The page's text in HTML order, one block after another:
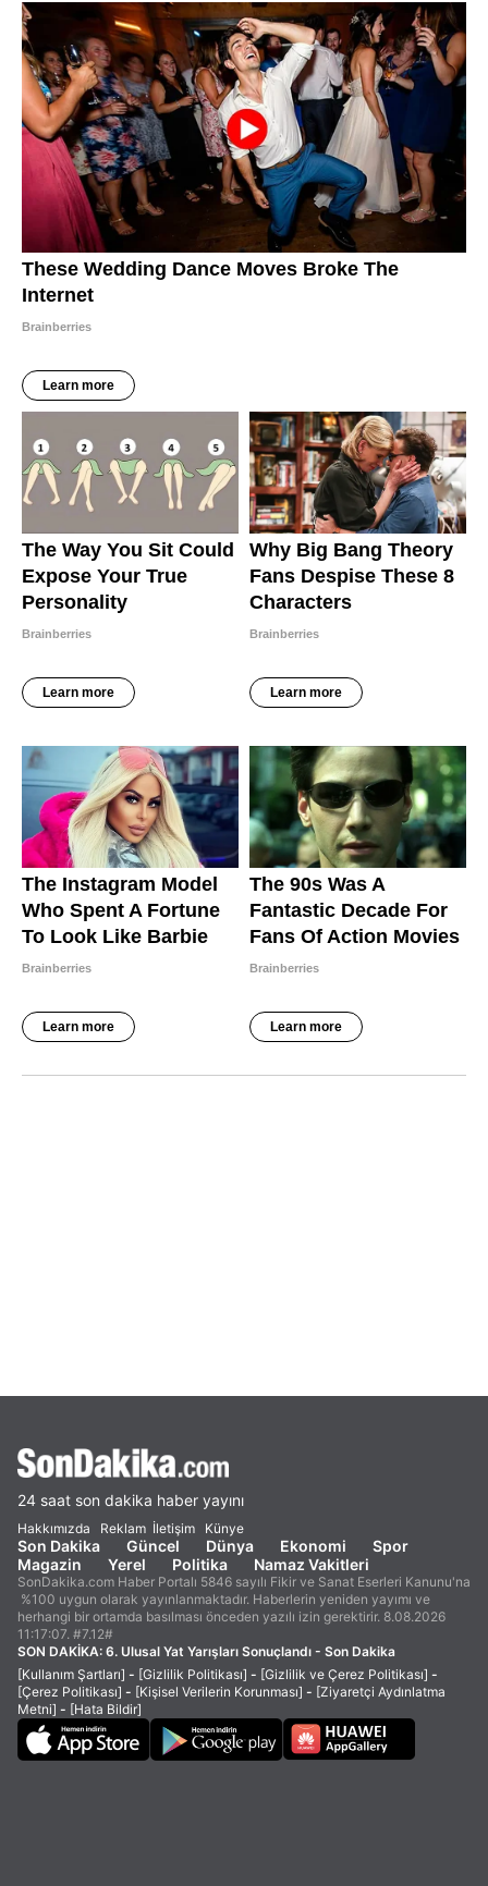
24 saat son dakika haber yayını
Hakkımızda Reklam İletişim Künye
Son Dakika Güncel Dünya Ekonomi
Spor
Magazin
Yerel Politika Namaz Vakitleri
SonDakika.com Haber Portalı 5846 sayılı Fikir ve Sanat Eserleri Kanunu'na
%100 uygun olarak yayınlanmaktadır. Haberlerin yeniden yayımı ve
herhangi bir ortamda basılması önceden yazılı izin gerektirir. 8.08.2026
11:17:07. #7.12#
SON DAKİKA: 6. Ulusal Yat Yarışları Sonuçlandı - Son Dakika
[Kullanım Şartları] - [Gizlilik Politikası] - [Gizlilik ve Çerez Politikası] -
[Çerez Politikası] - [Kişisel Verilerin Korunması] - [Ziyaretçi Aydınlatma
Metni] - [Hata Bildir]